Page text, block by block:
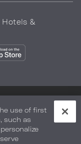
&
Accesibilidad
use of first
such as